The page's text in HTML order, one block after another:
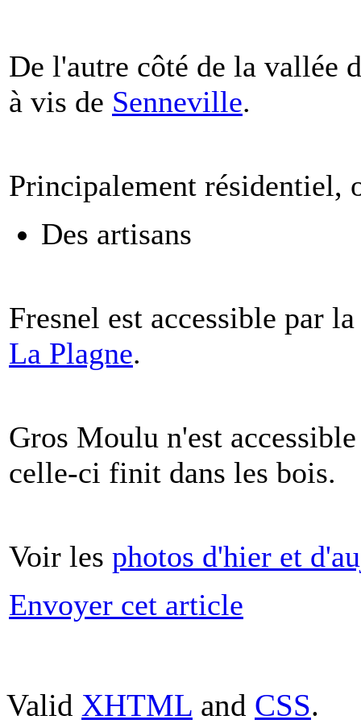
De l'autre côté de la vallée
à vis de Senneville.
Principalement résidentiel,
Des artisans
Fresnel est accessible par
La Plagne.
Gros Moulu n'est
celle-ci finit dans les bois.
Voir les photos d'hier et
Envoyer cet article
Valid XHTML and CSS.